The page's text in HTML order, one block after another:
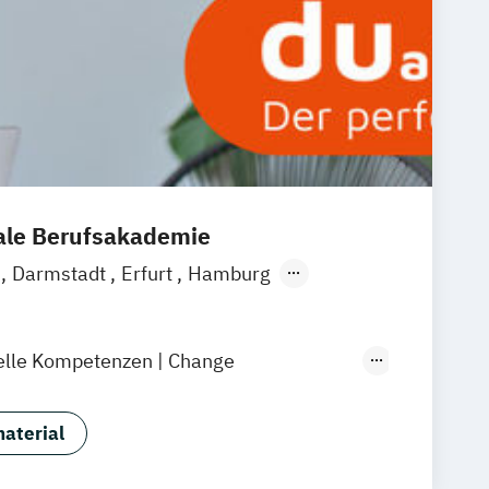
(EN)
Management (EN)
Administration (EN)
& Analytics (Heidelberg) (EN)
Wirtschaftsprüfung
Berufsakademie
Darmstadt Erfurt
Hamburg
Kompetenzen | Change
Kompetenzen | Digital Business